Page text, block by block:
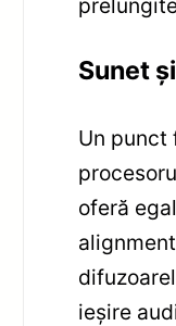
Sunet
Un punct
oferă
ieșire